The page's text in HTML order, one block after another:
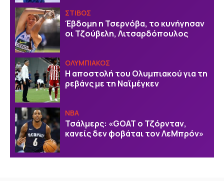
ΣΤΙΒΟΣ
Έβδομη η Τσερνόβα, το κυνήγησαν
οι Τζούβελη, Λιτσαρδόπουλος
ΟΛΥΜΠΙΑΚΟΣ
Η αποστολή του Ολυμπιακού για τη
ρεβάνς με τη Ναϊμέγκεν
NBA
Τσάλμερς: «GOAT ο Τζόρνταν,
κανείς δεν φοβάται τον ΛεΜπρόν»